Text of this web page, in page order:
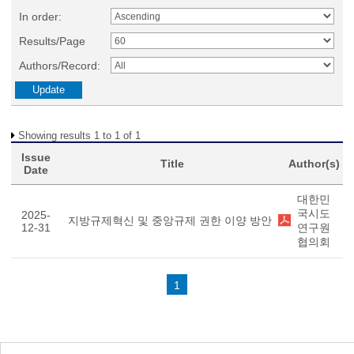
In order:
Results/Page
Authors/Record:
Showing results 1 to 1 of 1
Issue
Date
Title Author(s)
2025-
12-31
지방규제혁신 및 중앙규제 권한 이양 방안
대한민
국시도
연구원
협의회
1